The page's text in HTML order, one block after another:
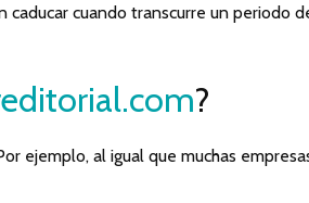
caducar cuando transcurre un periodo
?
ejemplo, al igual que muchas